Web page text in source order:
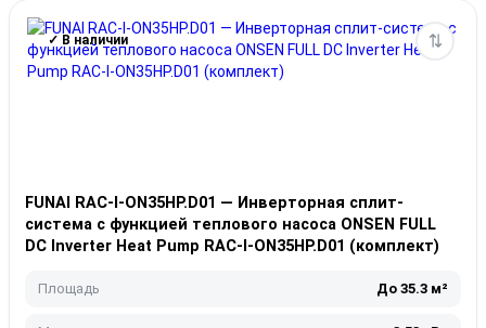
✓ В наличии
FUNAI RAC-I-ON35HP.D01 — Инверторная сплит-
система с функцией теплового насоса ONSEN FULL
DC Inverter Heat Pump RAC-I-ON35HP.D01 (комплект)
Площадь До 35.3 м²